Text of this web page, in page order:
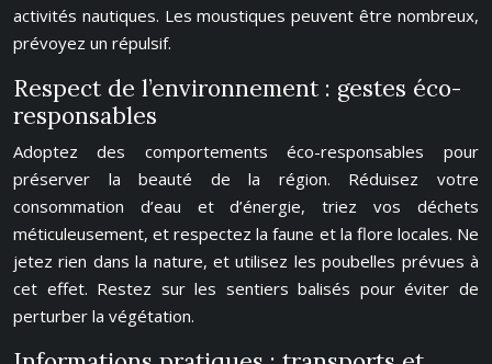
activités nautiques. Les moustiques peuvent être nombreux,
prévoyez un répulsif.
Respect de l’environnement : gestes éco-
responsables
Adoptez des comportements éco-responsables pour
préserver la beauté de la région. Réduisez votre
consommation d’eau et d’énergie, triez vos déchets
méticuleusement, et respectez la faune et la flore locales. Ne
jetez rien dans la nature, et utilisez les poubelles prévues à
cet effet. Restez sur les sentiers balisés pour éviter de
perturber la végétation.